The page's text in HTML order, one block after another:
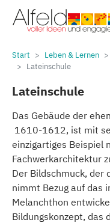
Zum Hauptinhalt springen
Start Leben & Lernen
Lateinschule
Lateinschule
Das Gebäude der
1610-1612, ist mit
einzigartiges Beispiel
Fachwerkarchitektur
Der Bildschmuck, der
nimmt Bezug auf das
Melanchthon
Bildungskonzept, das